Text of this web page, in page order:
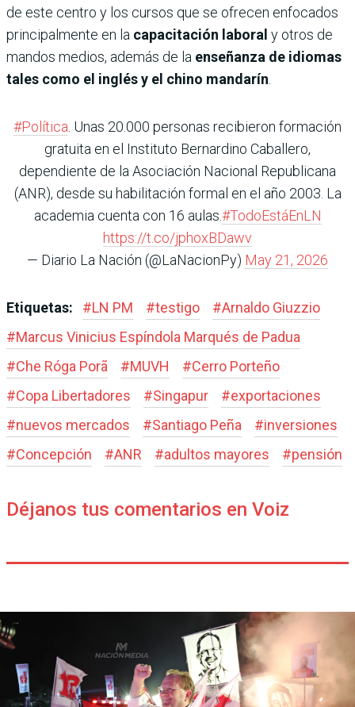
de este centro y los cursos que se ofrecen enfocados
principalmente en la capacitación laboral y otros de
mandos medios, además de la enseñanza de idiomas
tales como el inglés y el chino mandarín
#Política . Unas 20.000 personas recibieron formación
gratuita en el Instituto Bernardino Caballero,
dependiente de la Asociación Nacional Republicana
(ANR), desde su habilitación formal en el año 2003. La
academia cuenta con 16 aulas.#TodoEstáEnLN
https://t.co/jphoxBDawv
— Diario La Nación (@LaNacionPy) May 21, 2026
Etiquetas: #LN PM #testigo #Arnaldo Giuzzio
#Marcus Vinicius Espíndola Marqués de Padua
#Che Róga Porã #MUVH #Cerro Porteño
#Copa Libertadores #Singapur #exportaciones
#nuevos mercados #Santiago Peña #inversiones
#Concepción #ANR #adultos mayores #pensión
Déjanos tus comentarios en Voiz